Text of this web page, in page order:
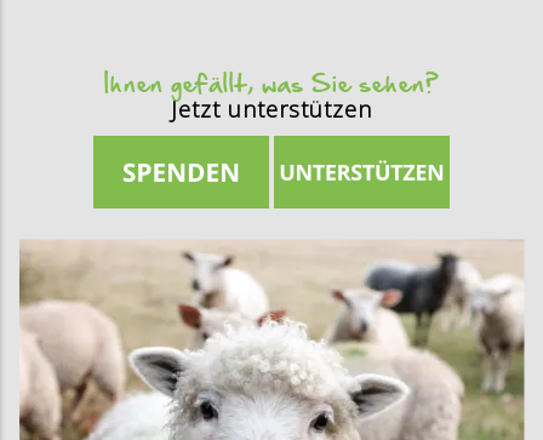
Ihnen gefällt, was Sie sehen?
Jetzt unterstützen